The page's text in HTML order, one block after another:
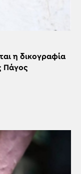
η δικογραφία
Πάγος